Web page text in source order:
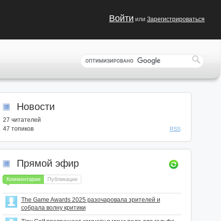
Войти или Зарегистрироваться
Новости
27 читателей
47 топиков
RSS
Прямой эфир
Комментарии Публикации
The Game Awards 2025 разочаровала зрителей и
собрала волну критики